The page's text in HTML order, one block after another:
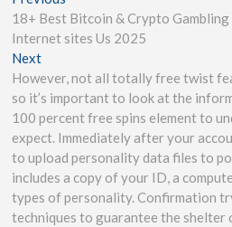
18+ Best Bitcoin & Crypto
Internet sites Us 2025
Next
However, not all totally free twist
so it’s important to look at the
100 percent free spins element to
expect. Immediately after your
to upload personality data files to
includes a copy of your ID, a
types of personality. Confirmation
techniques to guarantee the shelter